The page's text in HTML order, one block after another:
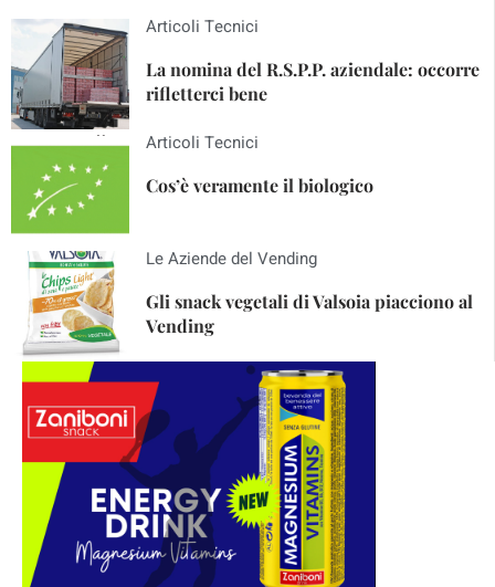
Articoli Tecnici
La nomina del R.S.P.P. aziendale: occorre
rifletterci bene
Articoli Tecnici
Cos’è veramente il biologico
Le Aziende del Vending
Gli snack vegetali di Valsoia piacciono al
Vending